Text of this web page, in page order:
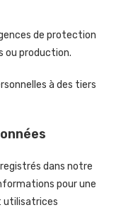
de protection
ou production.
à des tiers
dans notre
pour une
utilisatrices